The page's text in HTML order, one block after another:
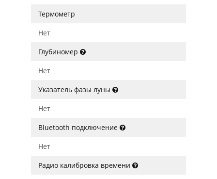
Термометр
Нет
Глубиномер
Нет
Указатель фазы луны
Нет
Bluetooth подключение
Нет
Радио калибровка времени